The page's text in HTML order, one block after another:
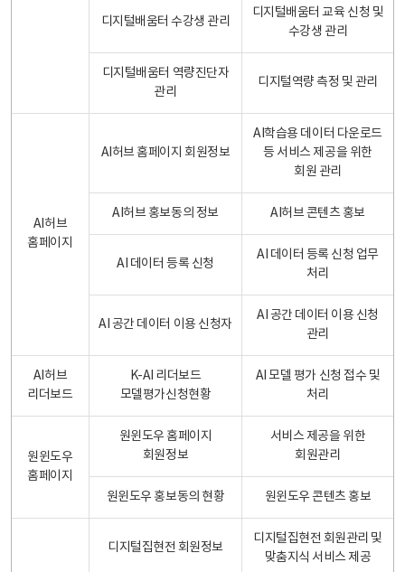
디지털배움터 수강생 관리
디지털배움터 교육 신청 및
수강생 관리
디지털배움터 역량진단자
관리
디지털역량 측정 및 관리
AI허브
홈페이지
AI허브 홈페이지 회원정보
AI학습용 데이터 다운로드
등 서비스 제공을 위한
회원 관리
AI허브 홍보동의 정보 AI허브 콘텐츠 홍보
AI 데이터 등록 신청
AI 데이터 등록 신청 업무
처리
AI 공간 데이터 이용 신청자
AI 공간 데이터 이용 신청
관리
AI허브
리더보드
K-AI 리더보드
모델평가신청현황
AI 모델 평가 신청 접수 및
처리
원윈도우
홈페이지
원윈도우 홈페이지
회원정보
서비스 제공을 위한
회원관리
원윈도우 홍보동의 현황 원윈도우 콘텐츠 홍보
디지털집현전 회원정보
디지털집현전 회원관리 및
맞춤지식 서비스 제공